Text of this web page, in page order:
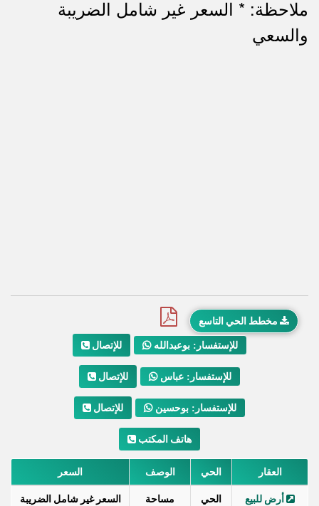
ملاحظاتملاحظة: * السعر غير شامل الضريبة
والسعي
مخطط الحي التاسع
للإتصال للإستفسار: بوعبدالله
للإتصال للإستفسار: عباس
للإتصال للإستفسار: بوحسين
هاتف المكتب
العقار الحي الوصف السعر
أرض للبيع
الحي
مساحة
السعر غير شامل الضريبة